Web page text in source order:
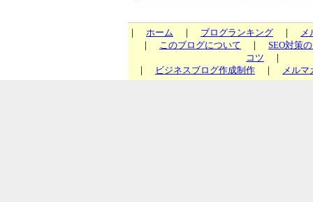
｜ ホーム ｜ ブログランキング ｜
メ
｜
このブログについて ｜ SEO対策
コツ ｜
｜
ビジネスブログ作成制作 ｜ メル